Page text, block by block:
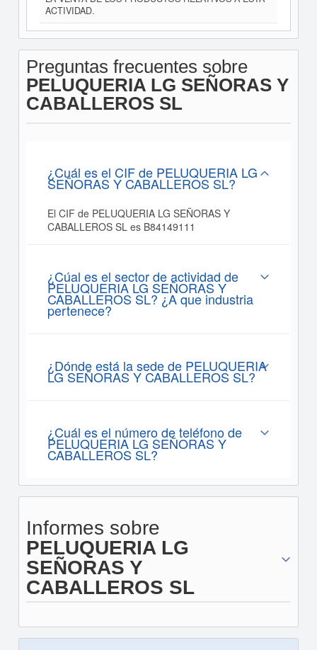
ACTIVIDAD.
Preguntas frecuentes sobre
PELUQUERIA LG SEÑORAS Y
CABALLEROS SL
¿Cuál es el CIF de PELUQUERIA LG
SEÑORAS Y CABALLEROS SL?
El CIF de PELUQUERIA LG SEÑORAS Y
CABALLEROS SL es B84149111
¿Cúal es el sector de actividad de
PELUQUERIA LG SEÑORAS Y
CABALLEROS SL? ¿A que industria
pertenece?
¿Dónde está la sede de PELUQUERIA
LG SEÑORAS Y CABALLEROS SL?
¿Cuál es el número de teléfono de
PELUQUERIA LG SEÑORAS Y
CABALLEROS SL?
Informes sobre
PELUQUERIA LG
SEÑORAS Y
CABALLEROS SL